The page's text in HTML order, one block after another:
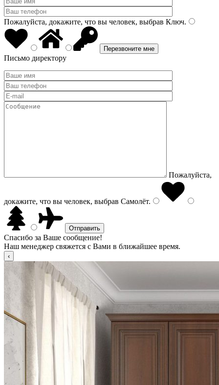
Пожалуйста, докажите, что вы человек, выбрав Ключ.
Письмо директору
Пожалуйста,
докажите, что вы человек, выбрав Самолёт.
Спасибо за Ваше сообщение!
Наш менеджер свяжется с Вами в ближайшее время.